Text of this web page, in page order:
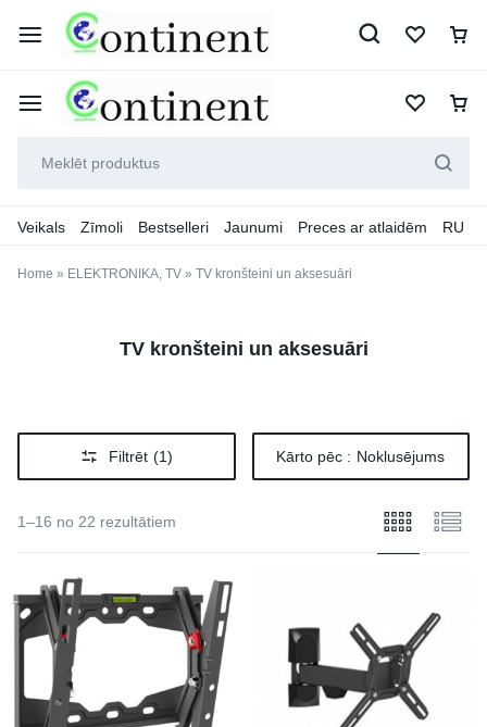
Veikals Zīmoli Bestselleri Jaunumi Preces ar atlaidēm RU
Home » ELEKTRONIKA, TV » TV kronšteini un aksesuāri
TV kronšteini un aksesuāri
Filtrēt (1) Kārto pēc : Noklusējums
1–16 no 22 rezultātiem